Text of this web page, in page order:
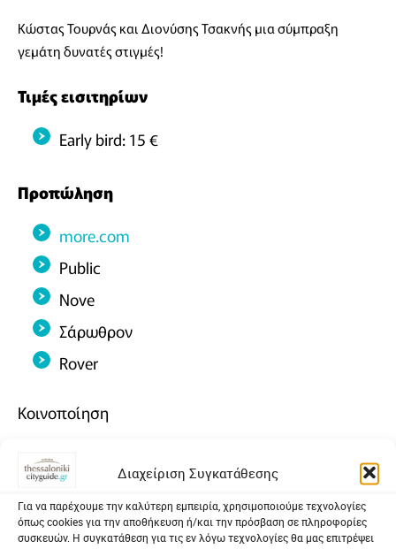
Διαχείριση Συγκατάθεσης
Για να παρέχουμε την καλύτερη εμπειρία, χρησιμοποιούμε τεχνολογίες
όπως cookies για την αποθήκευση ή/και την πρόσβαση σε πληροφορίες
συσκευών. Η συγκατάθεση για τις εν λόγω τεχνολογίες θα μας επιτρέψει
Κώστας Τουρνάς και Διονύσης Τσακνής μια σύμπραξη
γεμάτη δυνατές στιγμές!
Τιμές εισιτηρίων
Early bird: 15 €
Προπώληση
more.com
Public
Nove
Σάρωθρον
Rover
Κοινοποίηση
Facebook
Event Venue